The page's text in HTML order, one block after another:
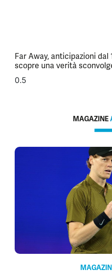
Far Away, anticipazioni dal
scopre una verità
MAGAZINE